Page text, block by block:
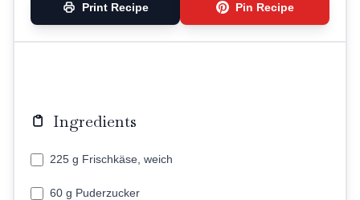
Print Recipe Pin Recipe
Ingredients
225 g Frischkäse, weich
60 g Puderzucker